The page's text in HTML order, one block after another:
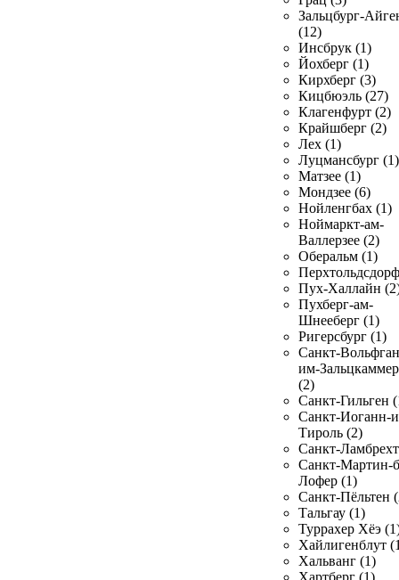
Зальцбург-
(12)
Инсбрук (1)
Йохберг (1)
Кирхберг (3)
Кицбюэль (27)
Клагенфурт (2)
Крайшберг (2)
Лех (1)
Луцмансбург (1)
Матзее (1)
Мондзее (6)
Нойленгбах (1)
Ноймаркт-ам-
Валлерзее (2)
Оберальм (1)
Пух-Халлайн
Пухберг-ам-
Шнееберг (1)
Ригерсбург (1)
Санкт-
им-
(2)
Санкт-Гильген
Санкт-Иоганн-
Тироль (2)
Санкт-
Санкт-Мартин-
Лофер (1)
Санкт-Пёльтен
Тальгау (1)
Туррахер Хёэ
Хайлигенблут
Хальванг (1)
Хартберг (1)